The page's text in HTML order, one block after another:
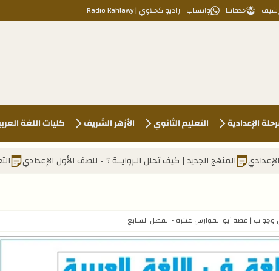
خدماتنا واتساب راديو كحلاوي | Radio Kahlawy
الإعدادية التعليم الثانوي الأزهر الشريف كليات اللغة
| كيف تحلل الـروايــة ؟ - للصف الأول الإعدادي التعليم الثانوي 2025 | دمج المواد وإلغاء بعض المواد للثانوية العامة (مهم جدًا)
وجواب | قصة أبو الفوارس عنترة - الفصل السابع